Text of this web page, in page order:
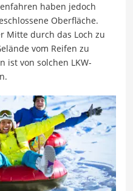
haben jedoch
Oberfläche.
Mitte durch das Loch zu
vom Reifen zu
ist von solchen LKW-